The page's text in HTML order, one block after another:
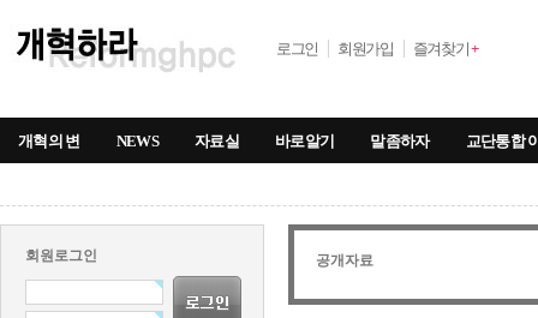
로그인 회원가입 즐겨찾기+
개혁의 변 NEWS 자료실 바로알기 말좀하자 교단통합
회원로그인 공개자료